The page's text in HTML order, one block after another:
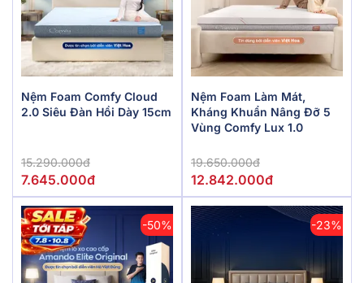
Nệm Foam Comfy Cloud
2.0 Siêu Đàn Hồi Dày 15cm
15.290.000đ
7.645.000đ
Nệm Foam Làm Mát,
Kháng Khuẩn Nâng Đỡ 5
Vùng Comfy Lux 1.0
19.650.000đ
12.842.000đ
-50% -23%